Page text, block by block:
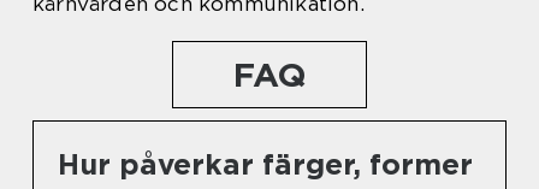
FAQ
Hur påverkar färger, former